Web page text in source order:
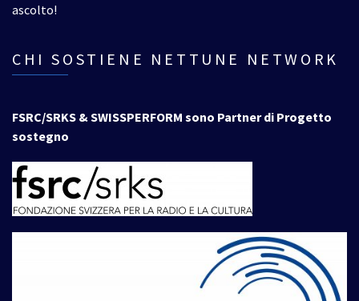
ascolto!
CHI SOSTIENE NETTUNE NETWORK
FSRC/SRKS & SWISSPERFORM sono Partner di Progetto
sostegno